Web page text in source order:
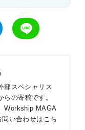
部スペシャリス
らの寄稿です。
Workship MAGA
問い合わせはこち